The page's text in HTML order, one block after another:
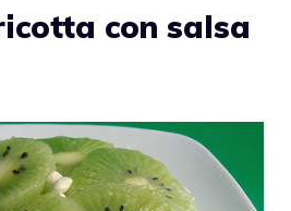
con salsa